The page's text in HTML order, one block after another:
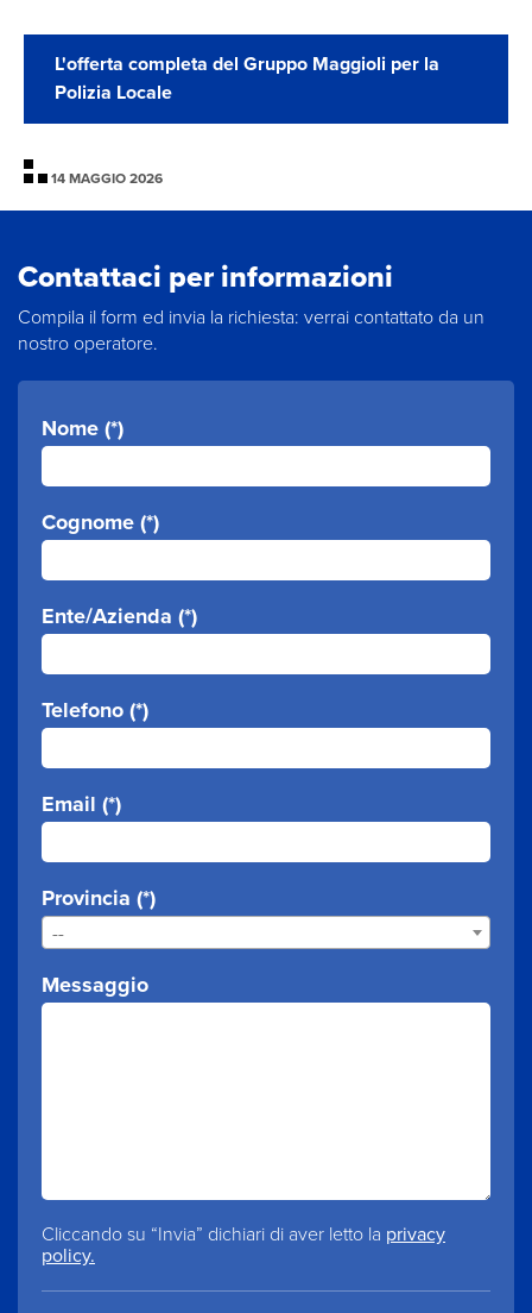
L'offerta completa del Gruppo Maggioli per la
Polizia Locale
14 MAGGIO 2026
Contattaci per informazioni
Compila il form ed invia la richiesta: verrai contattato da un
nostro operatore.
Nome (*)
Cognome (*)
Ente/Azienda (*)
Telefono (*)
Email (*)
Provincia (*)
--
Messaggio
Cliccando su “Invia” dichiari di aver letto la privacy
policy.